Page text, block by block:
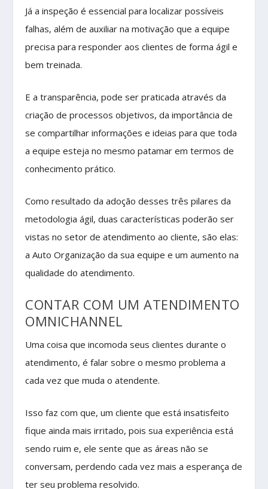
Já a inspeção é essencial para localizar possíveis
falhas, além de auxiliar na motivação que a equipe
precisa para responder aos clientes de forma ágil e
bem treinada.
E a transparência, pode ser praticada através da
criação de processos objetivos, da importância de
se compartilhar informações e ideias para que toda
a equipe esteja no mesmo patamar em termos de
conhecimento prático.
Como resultado da adoção desses três pilares da
metodologia ágil, duas características poderão ser
vistas no setor de atendimento ao cliente, são elas:
a Auto Organização da sua equipe e um aumento na
qualidade do atendimento.
CONTAR COM UM ATENDIMENTO
OMNICHANNEL
Uma coisa que incomoda seus clientes durante o
atendimento, é falar sobre o mesmo problema a
cada vez que muda o atendente.
Isso faz com que, um cliente que está insatisfeito
fique ainda mais irritado, pois sua experiência está
sendo ruim e, ele sente que as áreas não se
conversam, perdendo cada vez mais a esperança de
ter seu problema resolvido.